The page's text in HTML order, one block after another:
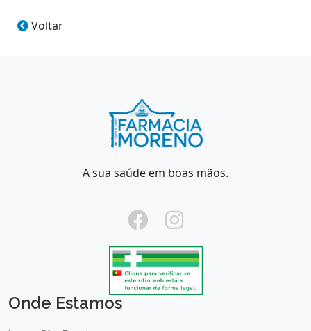
Voltar
A sua saúde em boas mãos.
Onde Estamos